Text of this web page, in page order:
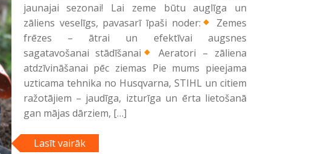
jaunajai sezonai! Lai zeme būtu auglīga un
zāliens veselīgs, pavasarī īpaši noder:
Zemes
frēzes – ātrai un efektīvai augsnes
sagatavošanai stādīšanai
Aeratori – zāliena
atdzīvināšanai pēc ziemas Pie mums pieejama
uzticama tehnika no Husqvarna, STIHL un citiem
ražotājiem – jaudīga, izturīga un ērta lietošanā
gan mājas dārziem, […]
Lasīt vairāk